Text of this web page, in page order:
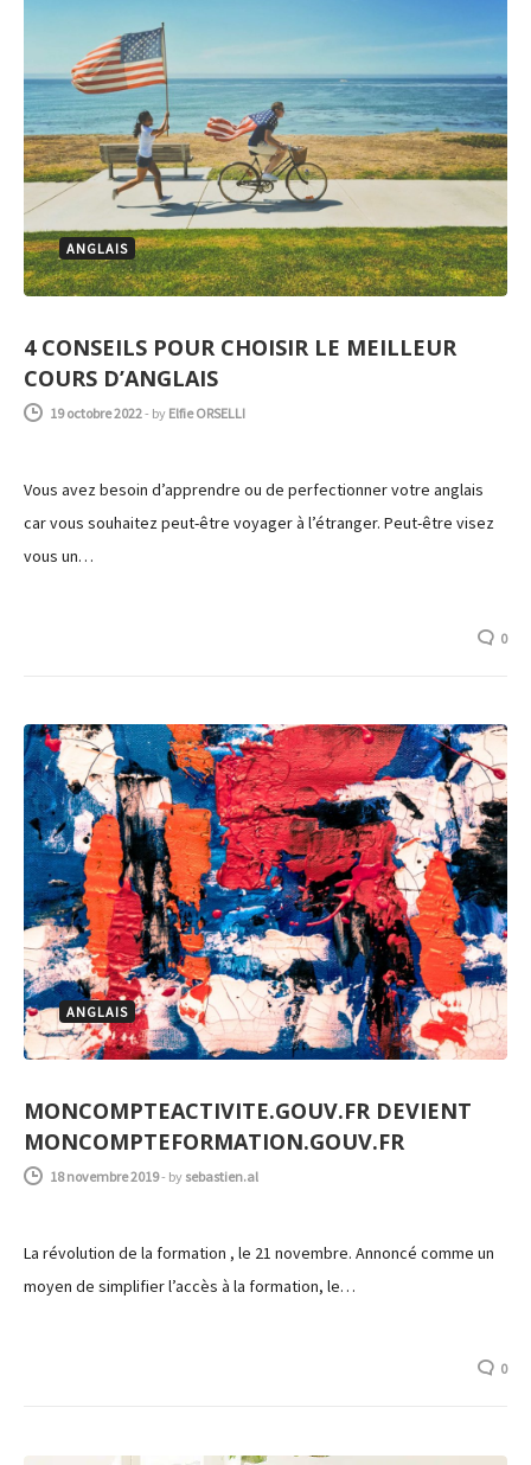
ANGLAIS
4 CONSEILS POUR CHOISIR LE MEILLEUR
COURS D’ANGLAIS
19 octobre 2022- by Elfie ORSELLI
Vous avez besoin d’apprendre ou de perfectionner votre anglais
car vous souhaitez peut-être voyager à l’étranger. Peut-être visez
vous un…
0
ANGLAIS
MONCOMPTEACTIVITE.GOUV.FR DEVIENT
MONCOMPTEFORMATION.GOUV.FR
18 novembre 2019- by sebastien.al
La révolution de la formation , le 21 novembre. Annoncé comme un
moyen de simplifier l’accès à la formation, le…
0